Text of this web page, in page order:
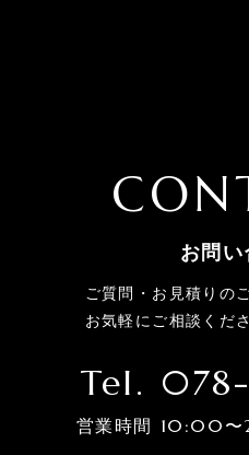
お問
ご質問・お見積りの
お気軽にご相談くださ
Tel.
営業時間 10:00